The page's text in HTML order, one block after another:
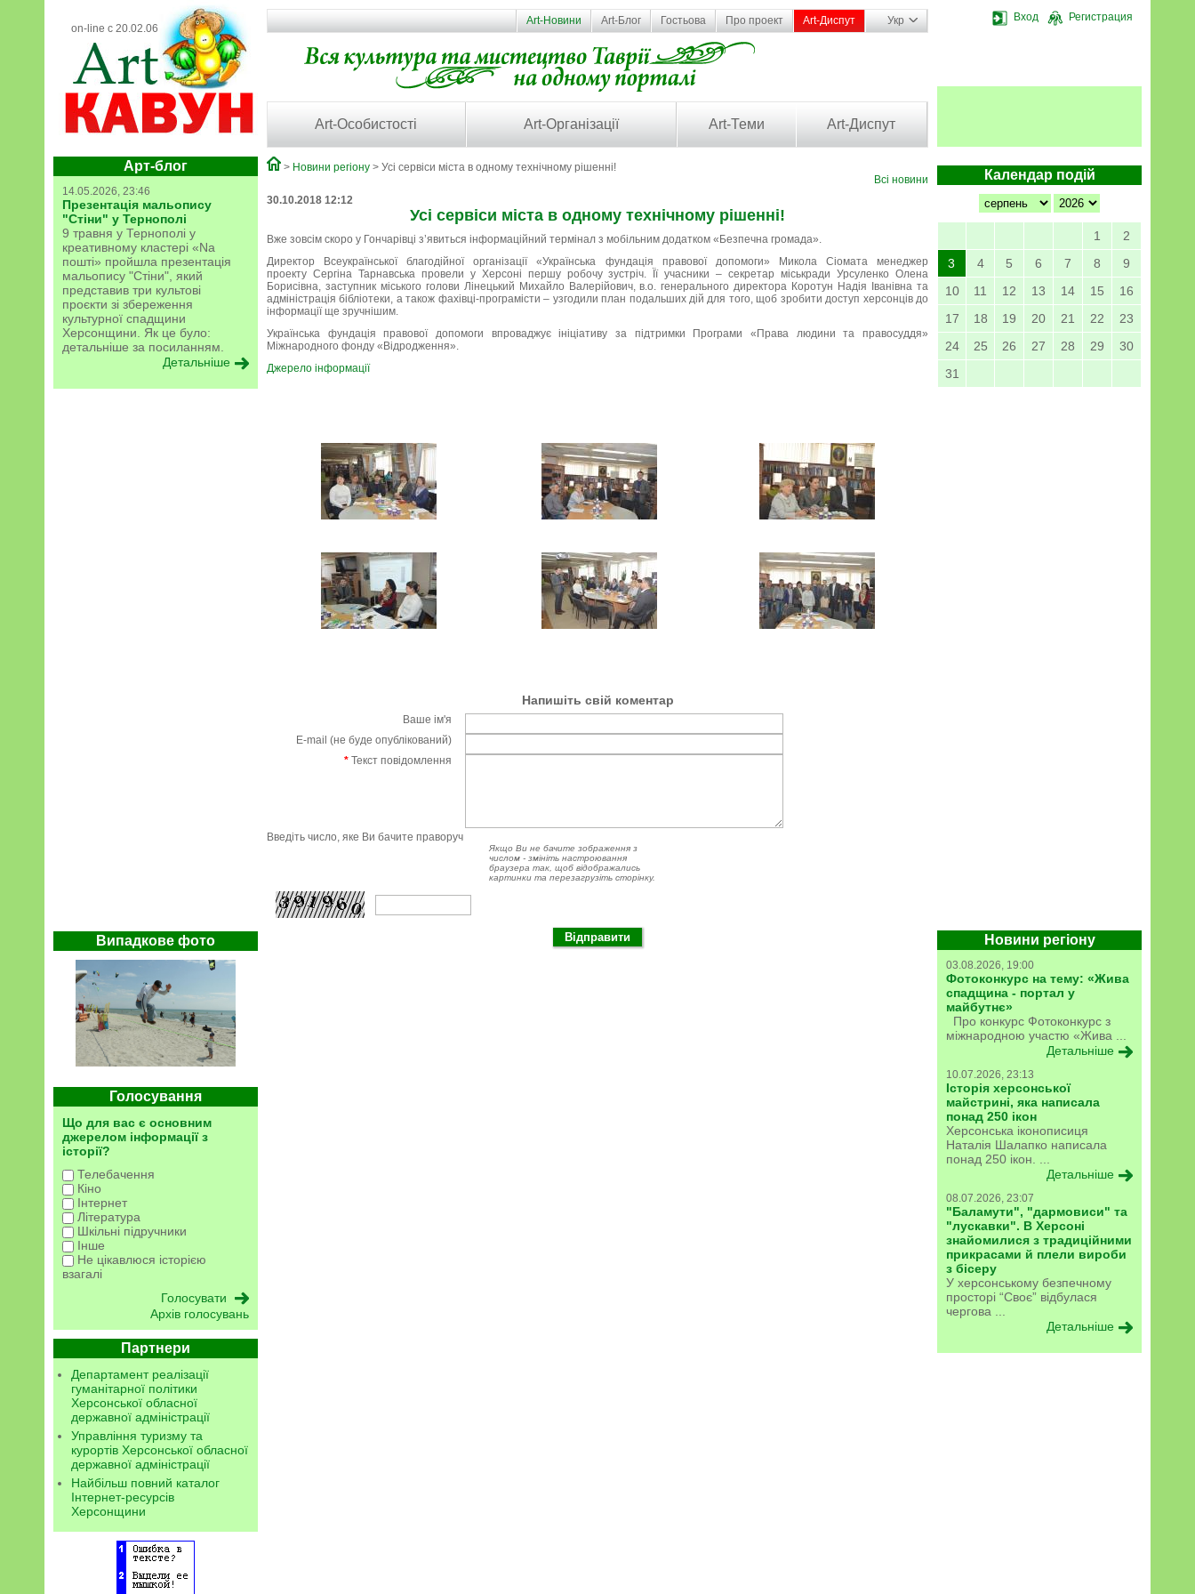
on-line с 20.02.06
Вход Регистрация
Art-Новини Art-Блог Гостьова Про проект Art-Диспут Укр
Art-Особистості Art-Організації Art-Теми Art-Диспут
Арт-блог
14.05.2026, 23:46
Презентація мальопису
"Стіни" у Тернополі
9 травня у Тернополі у
креативному кластері «Na
пошті» пройшла презентація
мальопису "Стіни", який
представив три культові
проєкти зі збереження
культурної спадщини
Херсонщини. Як це було:
детальніше за посиланням.
Детальніше
Випадкове фото
Голосування
Що для вас є основним
джерелом інформації з
історії?
Телебачення
Кіно
Інтернет
Література
Шкільні підручники
Інше
Не цікавлюся історією
взагалі
Архів голосувань
Партнери
Департамент реалізації
гуманітарної політики
Херсонської обласної
державної адміністрації
Управління туризму та
курортів Херсонської обласної
державної адміністрації
Найбільш повний каталог
Інтернет-ресурсів
Херсонщини
Календар подій
1
2
3
4 5 6 7 8
9
10
11 12 13 14 15
16
17
18 19 20 21 22
23
24
25 26 27 28 29
30
31
Новини регіону
03.08.2026, 19:00
Фотоконкурс на тему: «Жива
спадщина - портал у
майбутнє»
Про конкурс Фотоконкурс з
міжнародною участю «Жива ...
Детальніше
10.07.2026, 23:13
Історія херсонської
майстрині, яка написала
понад 250 ікон
Херсонська іконописиця
Наталія Шалапко написала
понад 250 ікон. ...
Детальніше
08.07.2026, 23:07
"Баламути", "дармовиси" та
"лускавки". В Херсоні
знайомилися з традиційними
прикрасами й плели вироби
з бісеру
У херсонському безпечному
просторі “Своє” відбулася
чергова ...
Детальніше
> Новини регіону > Усі сервіси міста в одному технічному рішенні!
Всі новини
30.10.2018 12:12
Усі сервіси міста в одному технічному рішенні!
Вже зовсім скоро у Гончарівці з’явиться інформаційний термінал з мобільним додатком «Безпечна громада».
Директор Всеукраїнської благодійної організації «Українська фундація правової допомоги» Микола Сіомата менеджер
проекту Сергіна Тарнавська провели у Херсоні першу робочу зустріч. Її учасники – секретар міськради Урсуленко Олена
Борисівна, заступник міського голови Лінецький Михайло Валерійович, в.о. генерального директора Коротун Надія Іванівна та
адміністрація бібліотеки, а також фахівці-програмісти – узгодили план подальших дій для того, щоб зробити доступ херсонців до
інформації ще зручнішим.
Українська фундація правової допомоги впроваджує ініціативу за підтримки Програми «Права людини та правосуддя»
Міжнародного фонду «Відродження».
Джерело інформації
Напишіть свій коментар
Ваше ім'я
E-mail (не буде опублікований)
* Текст повідомлення
Введіть число, яке Ви бачите праворуч
Якщо Ви не бачите зображення з
числом - змініть настроювання
браузера так, щоб відображались
картинки та перезагрузіть сторінку.